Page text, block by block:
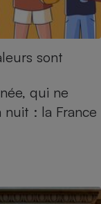
sont
qui ne
nuit : la France